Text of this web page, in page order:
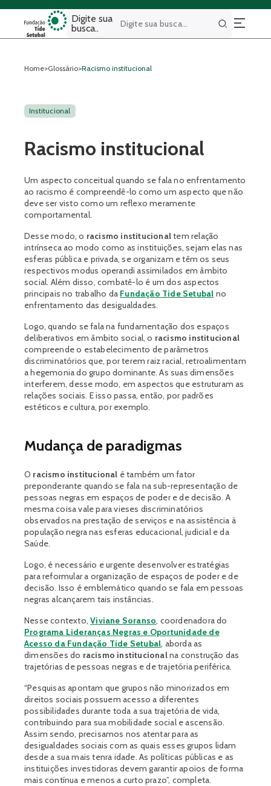
Digite sua
busca..
Buscar
Home>Glossário>Racismo institucional
Institucional
Racismo institucional
Um aspecto conceitual quando se fala no enfrentamento
ao racismo é compreendê-lo como um aspecto que não
deve ser visto como um reflexo meramente
comportamental.
Desse modo, o racismo institucionaltem relação
intrínseca ao modo como as instituições, sejam elas nas
esferas pública e privada, se organizam e têm os seus
respectivos modus operandi assimilados em âmbito
social. Além disso, combatê-lo é um dos aspectos
principais no trabalho da Fundação Tide Setubal no
enfrentamento das desigualdades.
Logo, quando se fala na fundamentação dos espaços
deliberativos em âmbito social, o racismo institucional
compreende o estabelecimento de parâmetros
discriminatórios que, por terem raiz racial, retroalimentam
a hegemonia do grupo dominante. As suas dimensões
interferem, desse modo, em aspectos que estruturam as
relações sociais. E isso passa, então, por padrões
estéticos e cultura, por exemplo.
Mudança de paradigmas
O racismo institucional é também um fator
preponderante quando se fala na sub-representação de
pessoas negras em espaços de poder e de decisão. A
mesma coisa vale para vieses discriminatórios
observados na prestação de serviços e na assistência à
população negra nas esferas educacional, judicial e da
Saúde.
Logo, é necessário e urgente desenvolver estratégias
para reformular a organização de espaços de poder e de
decisão. Isso é emblemático quando se fala em pessoas
negras alcançarem tais instâncias.
Nesse contexto,Viviane Soranso, coordenadora do
Programa Lideranças Negras e Oportunidade de
Acesso da Fundação Tide Setubal, aborda as
dimensões do racismo institucionalna construção das
trajetórias de pessoas negras e de trajetória periférica.
“Pesquisas apontam que grupos não minorizados em
direitos sociais possuem acesso a diferentes
possibilidades durante toda a sua trajetória de vida,
contribuindo para sua mobilidade social e ascensão.
Assim sendo, precisamos nos atentar para as
desigualdades sociais com as quais esses grupos lidam
desde a sua mais tenra idade. As políticas públicas e as
instituições investidoras devem garantir apoios de forma
mais contínua e menos a curto prazo”, completa.